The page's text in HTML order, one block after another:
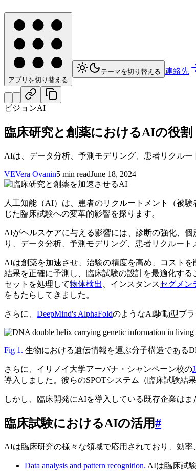
アプリを切り替える
テーマを切り替える 連絡先
ビジョンAI
臨床研究と創薬におけるAIの役割
AIは、データ分析、予測モデリング、患者リクル
VEVera Ovanin5 min readJune 18, 2024
人工知能（AI）は、患者のリクルートメント（被
じた臨床試験への変革的影響を探ります。
AIがヘルスケアに与える影響には、診断の強化、
り、データ分析、予測モデリング、患者リクルー
AIは創薬を加速させ、治験の精度を高め、コスト
結果を正確に予測し、臨床試験の設計を最適化す
セットを処理して物体検出 、インスタンスセグメン
をもたらしてきました。
さらに、 DeepMind's AlphaFoldのようなAI駆動型プ
Fig 1. 生物における遺伝情報を運ぶ分子構造である
さらに、イリノイ大学アーバナ・シャンペーン校の
導入しました。彼らのSPOTシステム（臨床試験結
しかし、臨床開発にAIを導入している既存企業はま
臨床試験におけるAIの活用#
AIは臨床研究の様々な領域で応用されており、効
Data analysis and pattern recognition. AIは臨床試